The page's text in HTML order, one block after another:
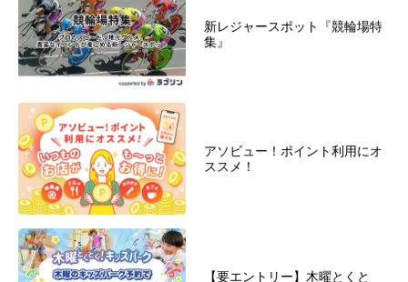
新レジャースポット『競輪場特
集』
アソビュー！ポイント利用にオ
ススメ！
【要エントリー】木曜とくと